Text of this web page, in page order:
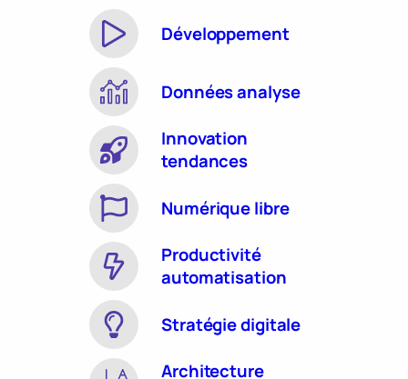
Développement
Données analyse
Innovation
tendances
Numérique libre
Productivité
automatisation
Stratégie digitale
Architecture